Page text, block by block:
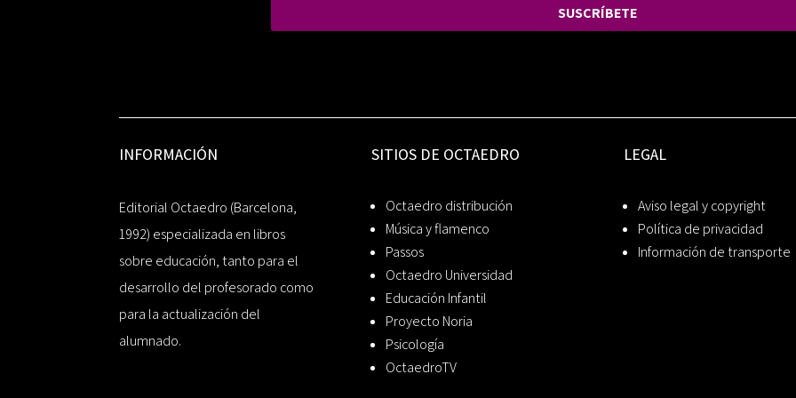
SUSCRÍBETE
INFORMACIÓN
Editorial Octaedro (Barcelona,
1992) especializada en libros
sobre educación, tanto para el
desarrollo del profesorado como
para la actualización del
alumnado.
SITIOS DE OCTAEDRO
Octaedro distribución
Música y flamenco
Passos
Octaedro Universidad
Educación Infantil
Proyecto Noria
Psicología
OctaedroTV
LEGAL
Aviso legal y copyright
Política de privacidad
Información de transporte